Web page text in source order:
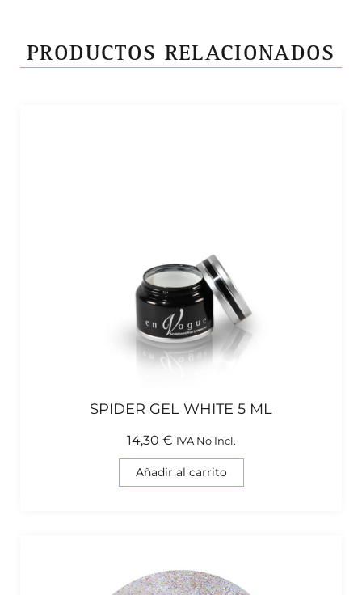
PRODUCTOS RELACIONADOS
SPIDER GEL WHITE 5 ML
14,30 € IVA No Incl.
Añadir al carrito